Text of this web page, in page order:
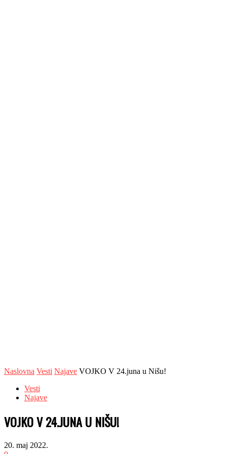
Naslovna Vesti Najave VOJKO V 24.juna u Nišu!
Vesti
Najave
VOJKO V 24.JUNA U NIŠU!
20. maj 2022.